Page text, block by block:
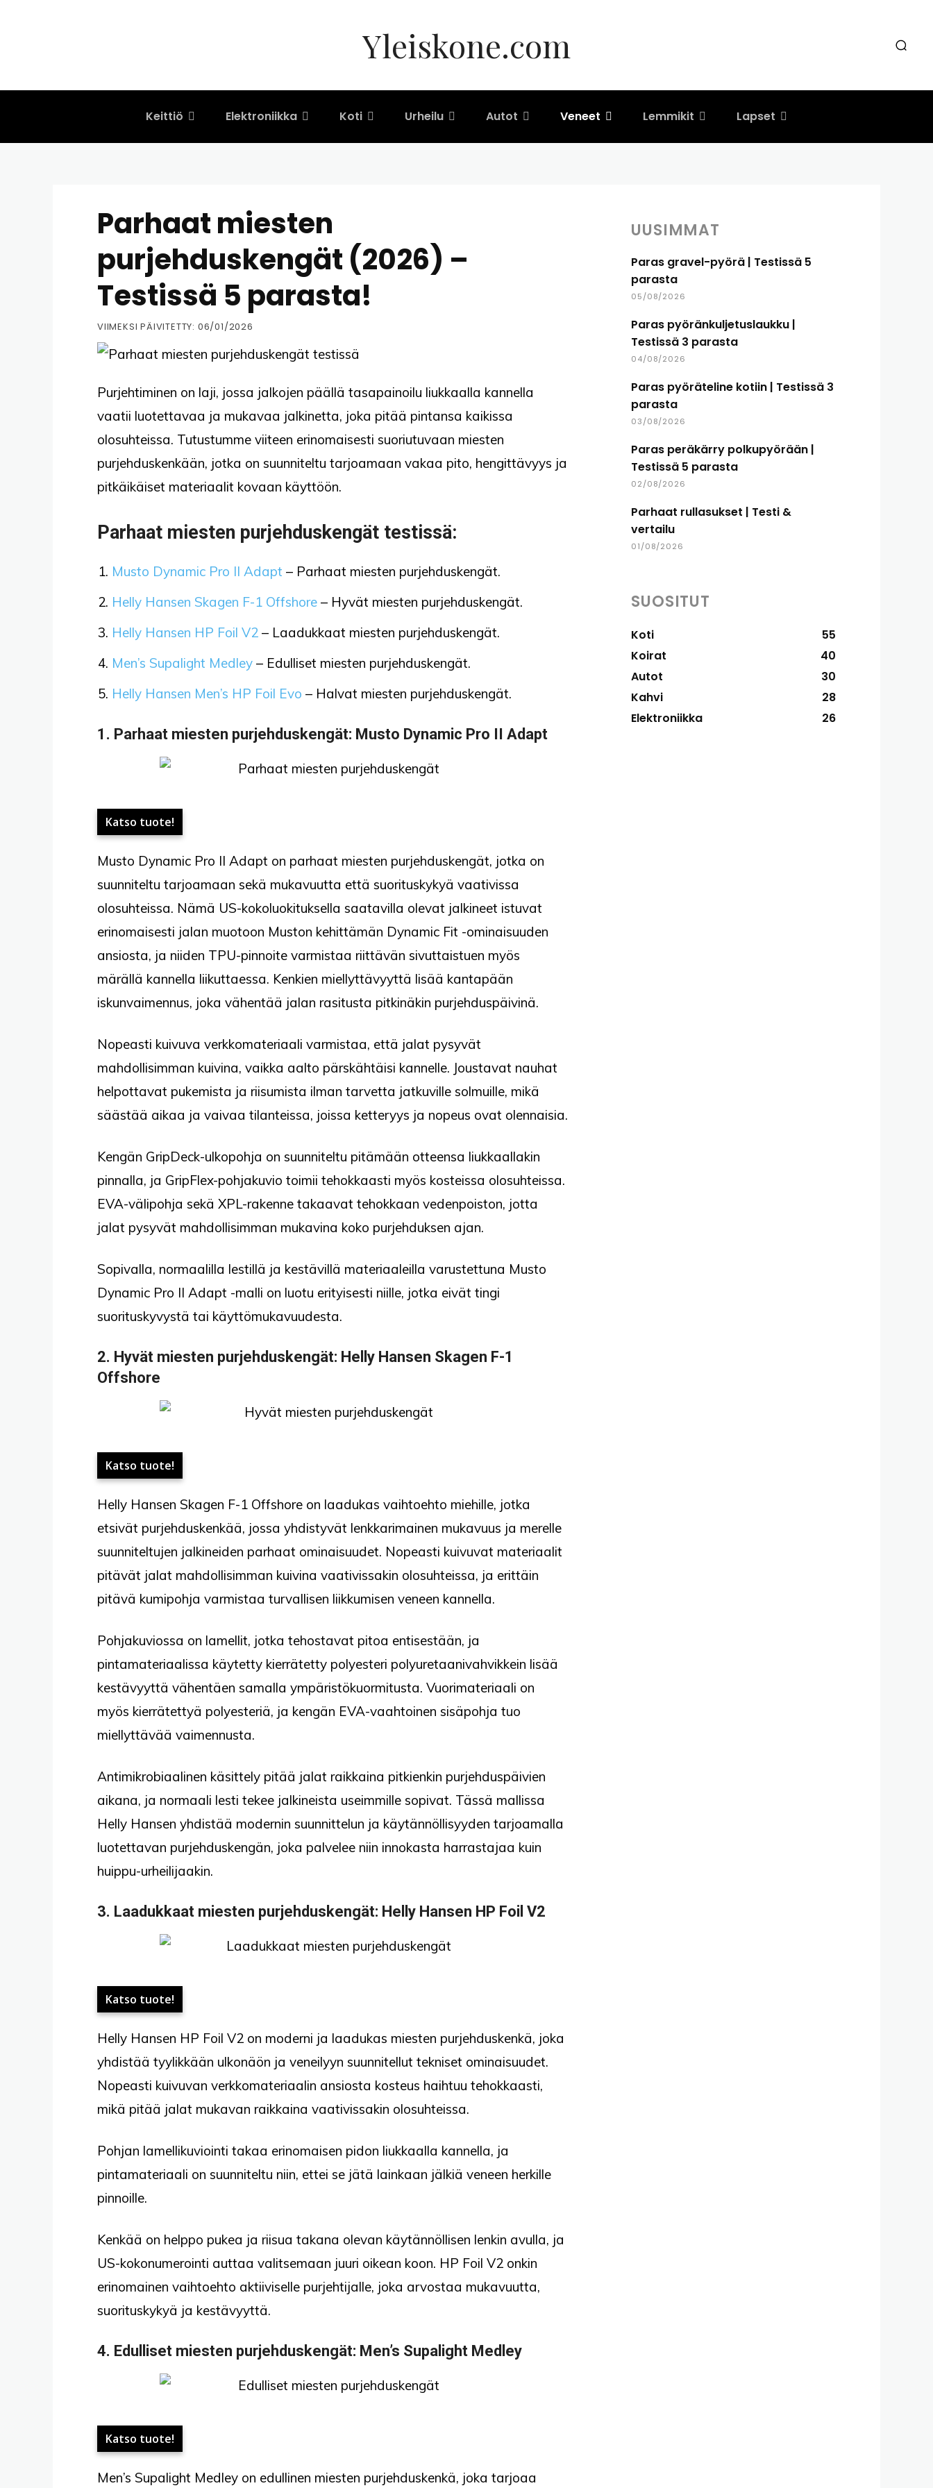
Yleiskone.com
Keittiö Elektroniikka Koti Urheilu Autot Veneet Lemmikit Lapset
Parhaat miesten
purjehduskengät (2026) –
Testissä 5 parasta!
VIIMEKSI PÄIVITETTY: 06/01/2026
Purjehtiminen on laji, jossa jalkojen päällä tasapainoilu liukkaalla kannella
vaatii luotettavaa ja mukavaa jalkinetta, joka pitää pintansa kaikissa
olosuhteissa. Tutustumme viiteen erinomaisesti suoriutuvaan miesten
purjehduskenkään, jotka on suunniteltu tarjoamaan vakaa pito, hengittävyys ja
pitkäikäiset materiaalit kovaan käyttöön.
Parhaat miesten purjehduskengät testissä:
Musto Dynamic Pro II Adapt – Parhaat miesten purjehduskengät.
Helly Hansen Skagen F-1 Offshore – Hyvät miesten purjehduskengät.
Helly Hansen HP Foil V2 – Laadukkaat miesten purjehduskengät.
Men’s Supalight Medley – Edulliset miesten purjehduskengät.
Helly Hansen Men’s HP Foil Evo – Halvat miesten purjehduskengät.
1. Parhaat miesten purjehduskengät: Musto Dynamic Pro II Adapt
Katso tuote!
Musto Dynamic Pro II Adapt on parhaat miesten purjehduskengät, jotka on
suunniteltu tarjoamaan sekä mukavuutta että suorituskykyä vaativissa
olosuhteissa. Nämä US-kokoluokituksella saatavilla olevat jalkineet istuvat
erinomaisesti jalan muotoon Muston kehittämän Dynamic Fit -ominaisuuden
ansiosta, ja niiden TPU-pinnoite varmistaa riittävän sivuttaistuen myös
märällä kannella liikuttaessa. Kenkien miellyttävyyttä lisää kantapään
iskunvaimennus, joka vähentää jalan rasitusta pitkinäkin purjehduspäivinä.
Nopeasti kuivuva verkkomateriaali varmistaa, että jalat pysyvät
mahdollisimman kuivina, vaikka aalto pärskähtäisi kannelle. Joustavat nauhat
helpottavat pukemista ja riisumista ilman tarvetta jatkuville solmuille, mikä
säästää aikaa ja vaivaa tilanteissa, joissa ketteryys ja nopeus ovat olennaisia.
Kengän GripDeck-ulkopohja on suunniteltu pitämään otteensa liukkaallakin
pinnalla, ja GripFlex-pohjakuvio toimii tehokkaasti myös kosteissa olosuhteissa.
EVA-välipohja sekä XPL-rakenne takaavat tehokkaan vedenpoiston, jotta
jalat pysyvät mahdollisimman mukavina koko purjehduksen ajan.
Sopivalla, normaalilla lestillä ja kestävillä materiaaleilla varustettuna Musto
Dynamic Pro II Adapt -malli on luotu erityisesti niille, jotka eivät tingi
suorituskyvystä tai käyttömukavuudesta.
2. Hyvät miesten purjehduskengät: Helly Hansen Skagen F-1
Offshore
Katso tuote!
Helly Hansen Skagen F-1 Offshore on laadukas vaihtoehto miehille, jotka
etsivät purjehduskenkää, jossa yhdistyvät lenkkarimainen mukavuus ja merelle
suunniteltujen jalkineiden parhaat ominaisuudet. Nopeasti kuivuvat materiaalit
pitävät jalat mahdollisimman kuivina vaativissakin olosuhteissa, ja erittäin
pitävä kumipohja varmistaa turvallisen liikkumisen veneen kannella.
Pohjakuviossa on lamellit, jotka tehostavat pitoa entisestään, ja
pintamateriaalissa käytetty kierrätetty polyesteri polyuretaanivahvikkein lisää
kestävyyttä vähentäen samalla ympäristökuormitusta. Vuorimateriaali on
myös kierrätettyä polyesteriä, ja kengän EVA-vaahtoinen sisäpohja tuo
miellyttävää vaimennusta.
Antimikrobiaalinen käsittely pitää jalat raikkaina pitkienkin purjehduspäivien
aikana, ja normaali lesti tekee jalkineista useimmille sopivat. Tässä mallissa
Helly Hansen yhdistää modernin suunnittelun ja käytännöllisyyden tarjoamalla
luotettavan purjehduskengän, joka palvelee niin innokasta harrastajaa kuin
huippu-urheilijaakin.
3. Laadukkaat miesten purjehduskengät: Helly Hansen HP Foil V2
Katso tuote!
Helly Hansen HP Foil V2 on moderni ja laadukas miesten purjehduskenkä, joka
yhdistää tyylikkään ulkonäön ja veneilyyn suunnitellut tekniset ominaisuudet.
Nopeasti kuivuvan verkkomateriaalin ansiosta kosteus haihtuu tehokkaasti,
mikä pitää jalat mukavan raikkaina vaativissakin olosuhteissa.
Pohjan lamellikuviointi takaa erinomaisen pidon liukkaalla kannella, ja
pintamateriaali on suunniteltu niin, ettei se jätä lainkaan jälkiä veneen herkille
pinnoille.
Kenkää on helppo pukea ja riisua takana olevan käytännöllisen lenkin avulla, ja
US-kokonumerointi auttaa valitsemaan juuri oikean koon. HP Foil V2 onkin
erinomainen vaihtoehto aktiiviselle purjehtijalle, joka arvostaa mukavuutta,
suorituskykyä ja kestävyyttä.
4. Edulliset miesten purjehduskengät: Men’s Supalight Medley
Katso tuote!
Men’s Supalight Medley on edullinen miesten purjehduskenkä, joka tarjoaa
UUSIMMAT
Paras gravel-pyörä | Testissä 5
parasta
05/08/2026
Paras pyöränkuljetuslaukku |
Testissä 3 parasta
04/08/2026
Paras pyöräteline kotiin | Testissä 3
parasta
03/08/2026
Paras peräkärry polkupyörään |
Testissä 5 parasta
02/08/2026
Parhaat rullasukset | Testi &
vertailu
01/08/2026
SUOSITUT
Koti
55
Koirat
40
Autot
30
Kahvi
28
Elektroniikka
26